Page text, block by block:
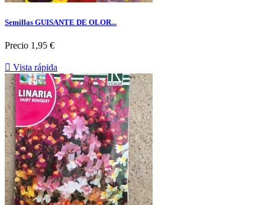
Semillas GUISANTE DE OLOR...
Precio 1,95 €
 Vista rápida